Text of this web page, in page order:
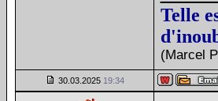
Telle
(Marcel
30.03.2025 19:34